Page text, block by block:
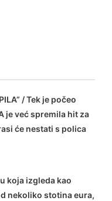
/ Tek je počeo
je već spremila hit za
će nestati s polica
koja izgleda kao
nekoliko stotina eura,